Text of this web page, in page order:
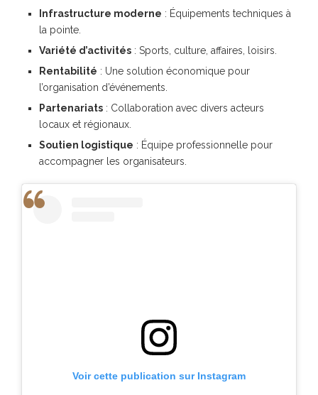
Infrastructure moderne : Équipements techniques à
la pointe.
Variété d’activités : Sports, culture, affaires, loisirs.
Rentabilité : Une solution économique pour
l’organisation d’événements.
Partenariats : Collaboration avec divers acteurs
locaux et régionaux.
Soutien logistique : Équipe professionnelle pour
accompagner les organisateurs.
Voir cette publication sur Instagram